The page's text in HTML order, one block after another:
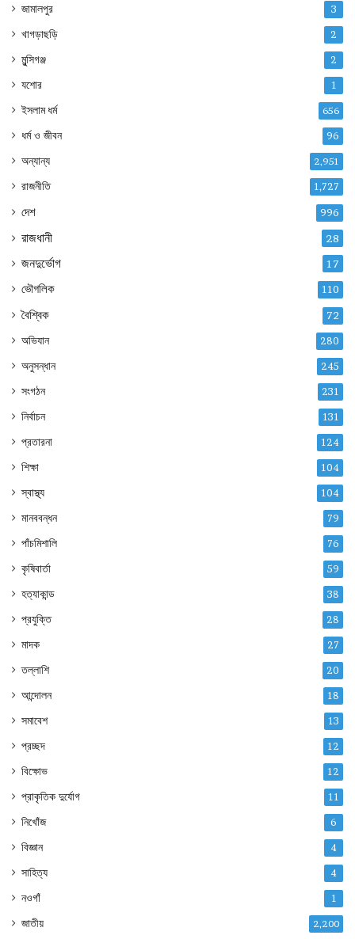
জামালপুর 3
খাগড়াছড়ি 2
মুন্সিগঞ্জ 2
যশোর 1
ইসলাম ধর্ম 656
ধর্ম ও জীবন 96
অন্যান্য 2,951
রাজনীতি 1,727
দেশ 996
রাজধানী 28
জনদুর্ভোগ 17
ভৌগলিক 110
বৈশ্বিক 72
অভিযান 280
অনুসন্ধান 245
সংগঠন 231
নির্বাচন 131
প্রতারনা 124
শিক্ষা 104
স্বাস্থ্য 104
মানববন্ধন 79
পাঁচমিশালি 76
কৃষিবার্তা 59
হত্যাকান্ড 38
প্রযুক্তি 28
মাদক 27
তল্লাশি 20
আন্দোলন 18
সমাবেশ 13
প্রচ্ছদ 12
বিক্ষোভ 12
প্রাকৃতিক দুর্যোগ 11
নিখোঁজ 6
বিজ্ঞান 4
সাহিত্য 4
নওগাঁ 1
জাতীয় 2,200